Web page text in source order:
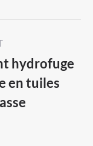
hydrofuge
en tuiles